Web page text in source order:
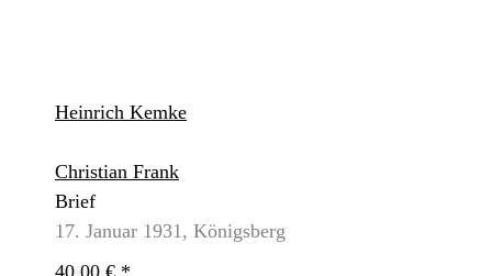
Heinrich Kemke
Christian Frank
Brief
17. Januar 1931, Königsberg